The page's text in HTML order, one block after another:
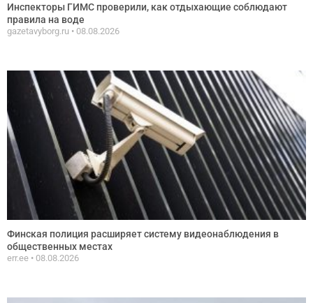
Инспекторы ГИМС проверили, как отдыхающие соблюдают
правила на воде
gazetavyborg.ru 08.08.2026
Финская полиция расширяет систему видеонаблюдения в
общественных местах
err.ee 08.08.2026